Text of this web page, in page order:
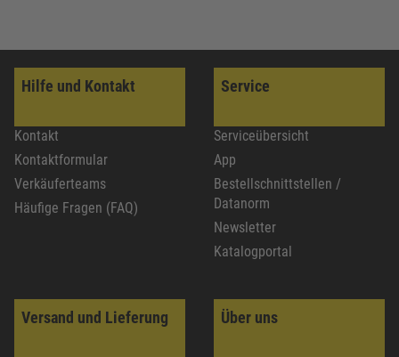
Hilfe und Kontakt
Kontakt
Kontaktformular
Verkäuferteams
Häufige Fragen (FAQ)
Service
Serviceübersicht
App
Bestellschnittstellen /
Datanorm
Newsletter
Katalogportal
Versand und Lieferung Über uns